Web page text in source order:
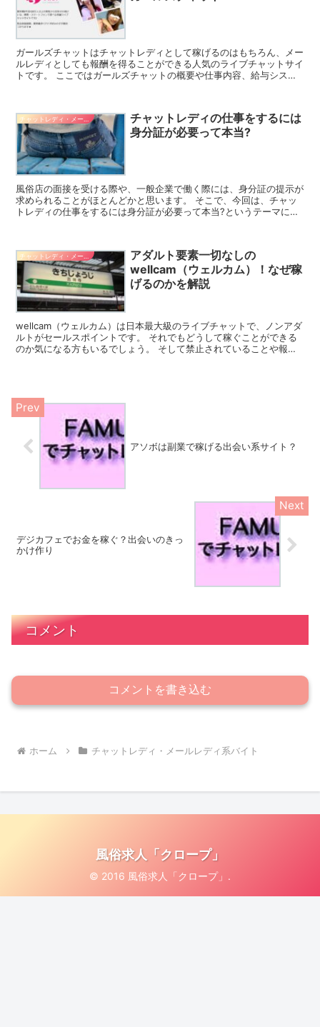
ガールズチャットはチャットレディとして稼げるのはもちろん、メー
ルレディとしても報酬を得ることができる人気のライブチャットサイ
トです。 ここではガールズチャットの概要や仕事内容、給与システ
チャットレディ・メールレディ系バイト
チャットレディの仕事をするには
身分証が必要って本当?
風俗店の面接を受ける際や、一般企業で働く際には、身分証の提示が
求められることがほとんどかと思います。 そこで、今回は、チャッ
トレディの仕事をするには身分証が必要って本当?というテーマにつ
アダルト要素一切なしの
wellcam（ウェルカム）！なぜ稼
げるのかを解説
wellcam（ウェルカム）は日本最大級のライブチャットで、ノンアダ
ルトがセールスポイントです。 それでもどうして稼ぐことができる
のか気になる方もいるでしょう。 そして禁止されていることや報酬
アソボは副業で稼げる出会い系サイト？
デジカフェでお金を稼ぐ？出会いのきっ
かけ作り
コメント
コメントを書き込む
ホーム チャットレディ・メールレディ系バイト
風俗求人「クロープ」
© 2016 風俗求人「クロープ」.